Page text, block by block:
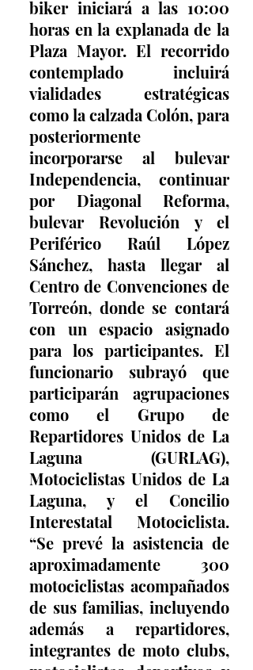
biker iniciará a las 10:00
horas en la explanada de la
Plaza Mayor. El recorrido
contemplado incluirá
vialidades estratégicas
como la calzada Colón, para
posteriormente
incorporarse al bulevar
Independencia, continuar
por Diagonal Reforma,
bulevar Revolución y el
Periférico Raúl López
Sánchez, hasta llegar al
Centro de Convenciones de
Torreón, donde se contará
con un espacio asignado
para los participantes. El
funcionario subrayó que
participarán agrupaciones
como el Grupo de
Repartidores Unidos de La
Laguna (GURLAG),
Motociclistas Unidos de La
Laguna, y el Concilio
Interestatal Motociclista.
“Se prevé la asistencia de
aproximadamente 300
motociclistas acompañados
de sus familias, incluyendo
además a repartidores,
integrantes de moto clubs,